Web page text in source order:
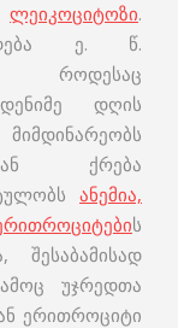
ლეიკოციტოზი.
ე. წ.
როდესაც
დღის
ქრება
ანემია,
ს
შესაბამისად
უჯრედთა
ერითროციტი